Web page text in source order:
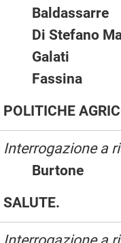
Di Stefano
Galati
Fassina
POLITICHE
Interrogazione a
Burtone
SALUTE.